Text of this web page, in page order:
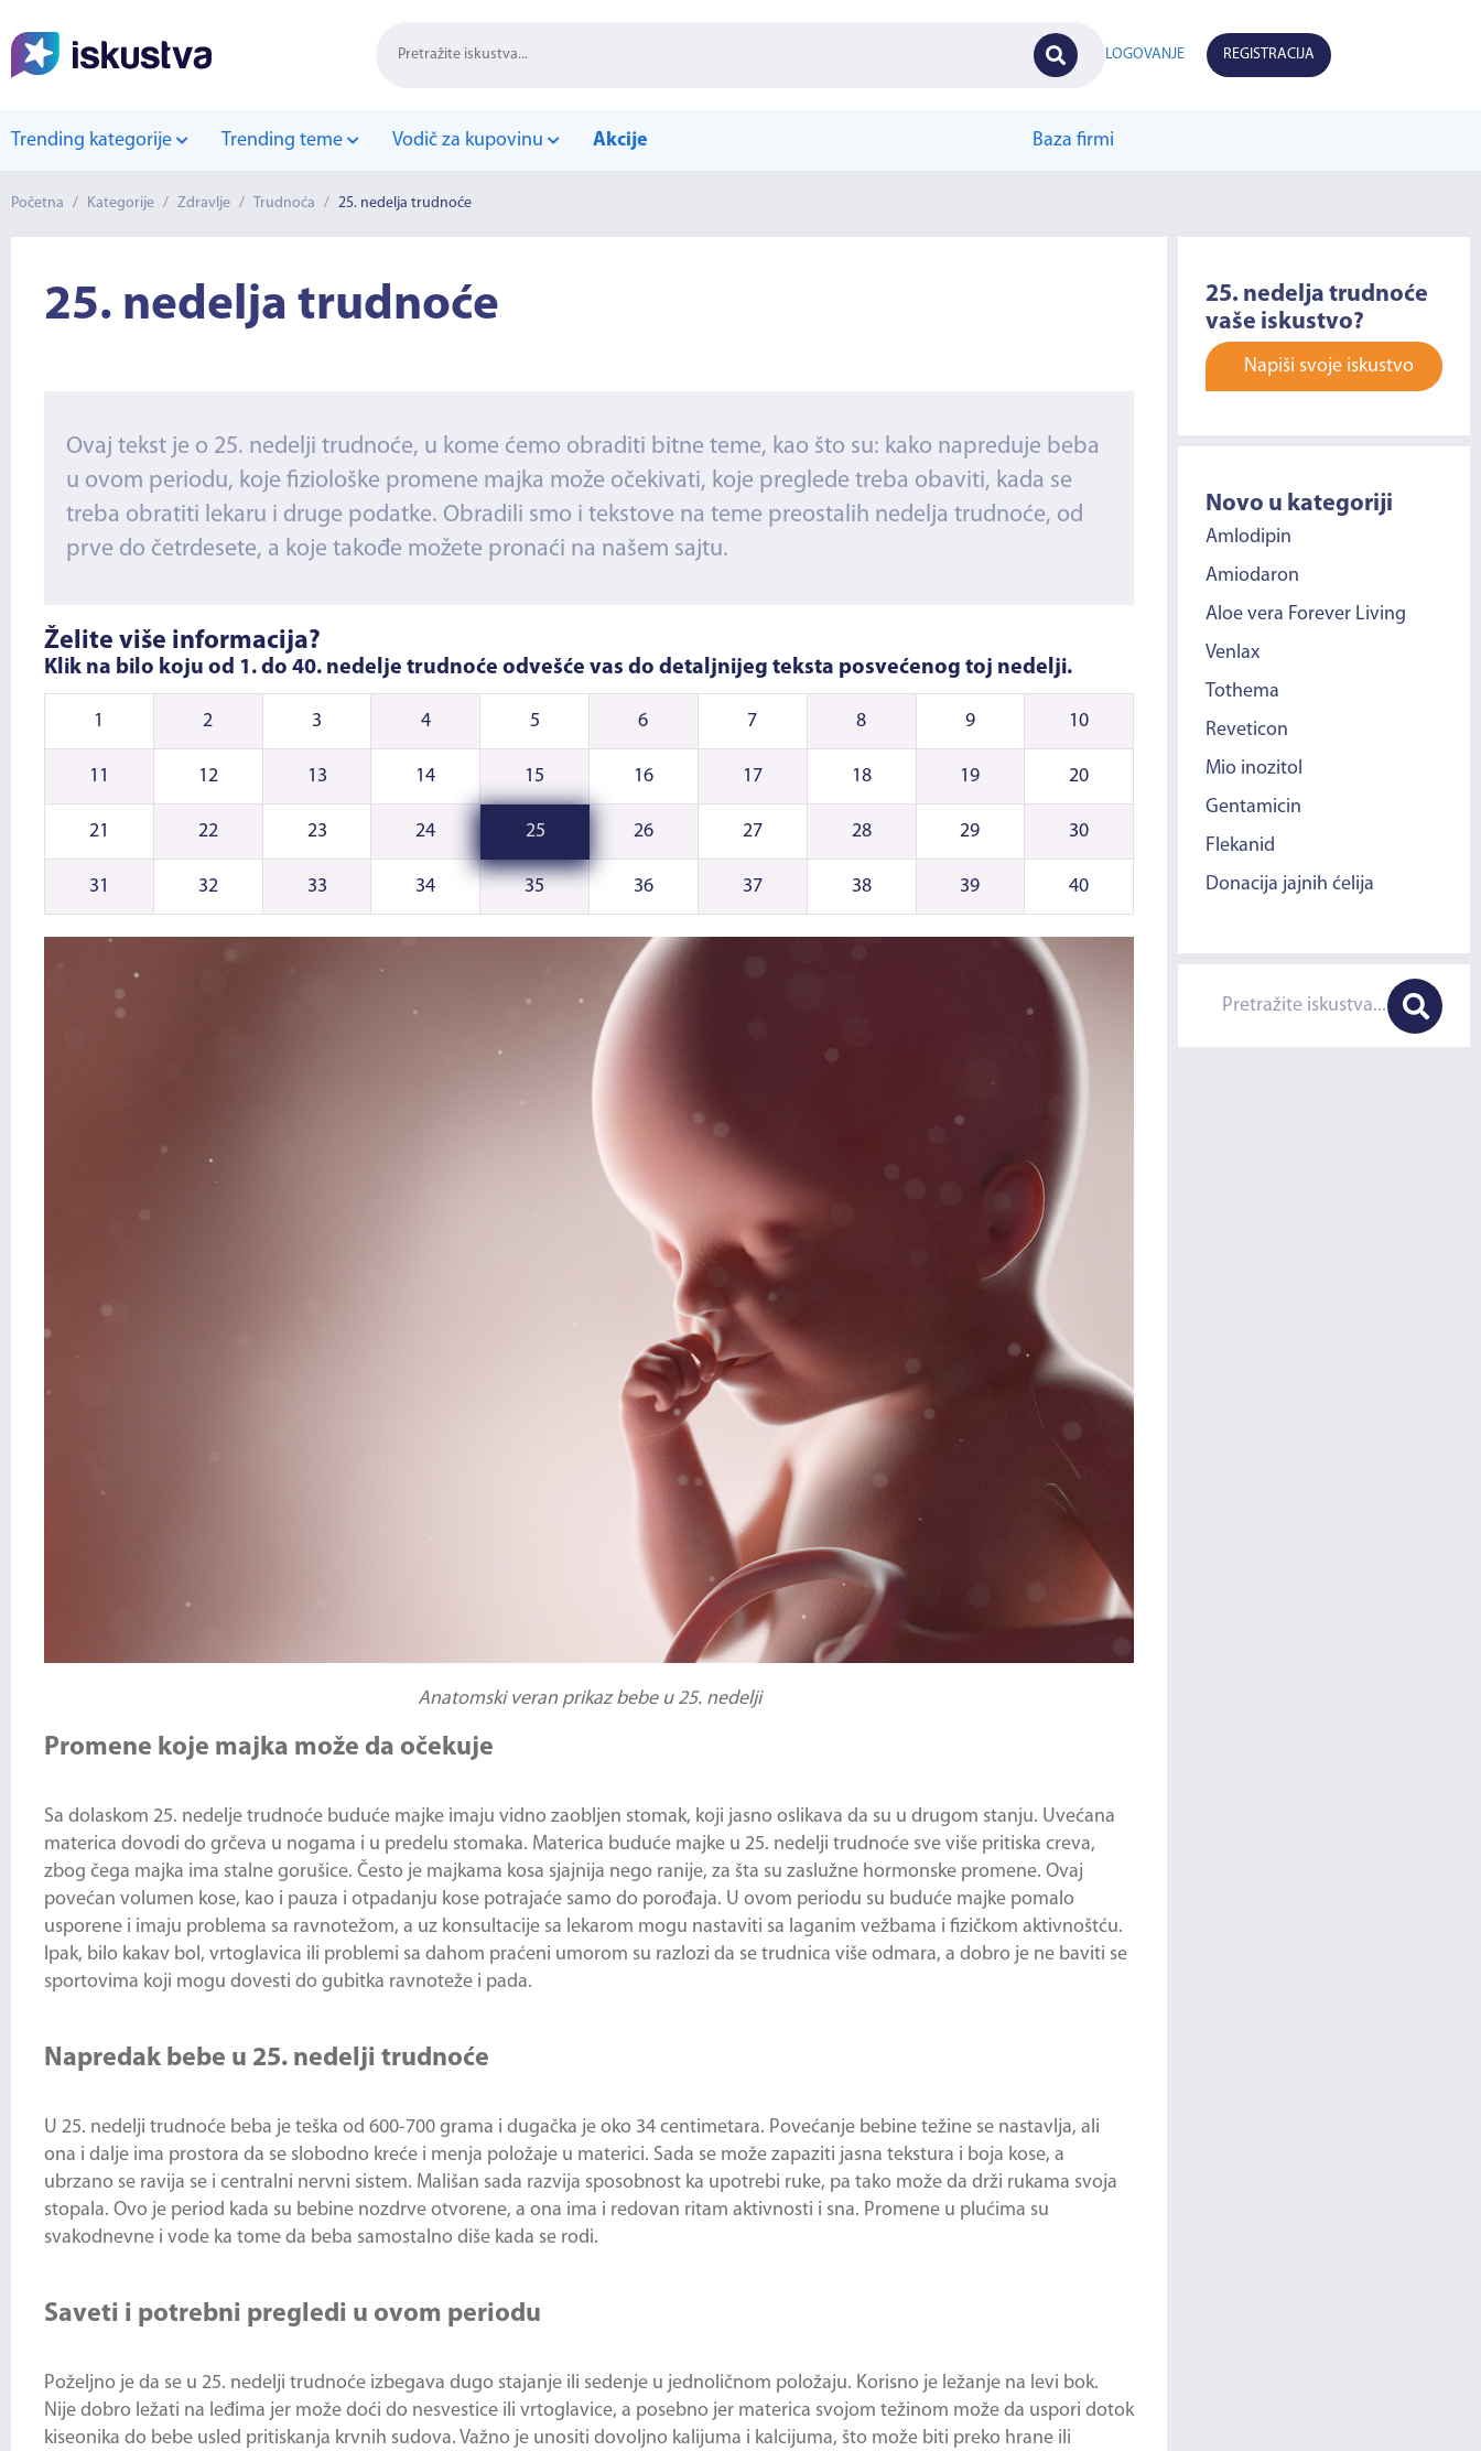
LOGOVANJE REGISTRACIJA
Trending kategorije Trending teme Vodič za kupovinu Akcije Baza firmi
Početna / Kategorije / Zdravlje / Trudnoća / 25. nedelja trudnoće
25. nedelja trudnoće
Ovaj tekst je o 25. nedelji trudnoće, u kome ćemo obraditi bitne teme, kao što su: kako napreduje beba
u ovom periodu, koje fiziološke promene majka može očekivati, koje preglede treba obaviti, kada se
treba obratiti lekaru i druge podatke. Obradili smo i tekstove na teme preostalih nedelja trudnoće, od
prve do četrdesete, a koje takođe možete pronaći na našem sajtu.
Želite više informacija?
Klik na bilo koju od 1. do 40. nedelje trudnoće odvešće vas do detaljnijeg teksta posvećenog toj nedelji.
1 2 3 4 5 6 7 8 9 10
11 12 13 14 15 16 17 18 19 20
21 22 23 24 25 26 27 28 29 30
31 32 33 34 35 36 37 38 39 40
Anatomski veran prikaz bebe u 25. nedelji
Promene koje majka može da očekuje
Sa dolaskom 25. nedelje trudnoće buduće majke imaju vidno zaobljen stomak, koji jasno oslikava da su u drugom stanju. Uvećana
materica dovodi do grčeva u nogama i u predelu stomaka. Materica buduće majke u 25. nedelji trudnoće sve više pritiska creva,
zbog čega majka ima stalne gorušice. Često je majkama kosa sjajnija nego ranije, za šta su zaslužne hormonske promene. Ovaj
povećan volumen kose, kao i pauza i otpadanju kose potrajaće samo do porođaja. U ovom periodu su buduće majke pomalo
usporene i imaju problema sa ravnotežom, a uz konsultacije sa lekarom mogu nastaviti sa laganim vežbama i fizičkom aktivnoštću.
Ipak, bilo kakav bol, vrtoglavica ili problemi sa dahom praćeni umorom su razlozi da se trudnica više odmara, a dobro je ne baviti se
sportovima koji mogu dovesti do gubitka ravnoteže i pada.
Napredak bebe u 25. nedelji trudnoće
U 25. nedelji trudnoće beba je teška od 600-700 grama i dugačka je oko 34 centimetara. Povećanje bebine težine se nastavlja, ali
ona i dalje ima prostora da se slobodno kreće i menja položaje u materici. Sada se može zapaziti jasna tekstura i boja kose, a
ubrzano se ravija se i centralni nervni sistem. Mališan sada razvija sposobnost ka upotrebi ruke, pa tako može da drži rukama svoja
stopala. Ovo je period kada su bebine nozdrve otvorene, a ona ima i redovan ritam aktivnosti i sna. Promene u plućima su
svakodnevne i vode ka tome da beba samostalno diše kada se rodi.
Saveti i potrebni pregledi u ovom periodu
Poželjno je da se u 25. nedelji trudnoće izbegava dugo stajanje ili sedenje u jednoličnom položaju. Korisno je ležanje na levi bok.
Nije dobro ležati na leđima jer može doći do nesvestice ili vrtoglavice, a posebno jer materica svojom težinom može da uspori dotok
kiseonika do bebe usled pritiskanja krvnih sudova. Važno je unositi dovoljno kalijuma i kalcijuma, što može biti preko hrane ili
25. nedelja trudnoće
vaše iskustvo?
Napiši svoje iskustvo
Novo u kategoriji
Amlodipin
Amiodaron
Aloe vera Forever Living
Venlax
Tothema
Reveticon
Mio inozitol
Gentamicin
Flekanid
Donacija jajnih ćelija